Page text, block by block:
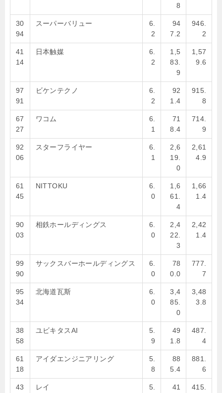
8
30
94
スーパーバリュー
6.
2
94
7.2
946.
2
41
14
日本触媒
6.
2
1,5
83.
9
1,57
9.6
97
91
ビケンテクノ
6.
2
92
1.4
915.
8
67
27
ワコム
6.
1
71
8.4
714.
9
92
06
スターフライヤー
6.
1
2,6
19.
0
2,61
4.9
61
45
NITTOKU
6.
0
1,6
61.
4
1,66
1.4
90
03
相鉄ホールディングス
6.
0
2,4
22.
3
2,42
1.4
99
90
サックスバーホールディングス
6.
0
78
0.0
777.
7
95
34
北海道瓦斯
6.
0
3,4
85.
0
3,48
3.8
38
58
ユビキタスAI
5.
9
49
1.8
487.
4
61
18
アイダエンジニアリング
5.
8
88
5.4
881.
6
43
レイ
5.
41
415.